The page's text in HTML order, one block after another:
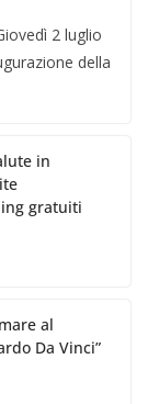
2 luglio
della
in
gratuiti
al
Da Vinci”